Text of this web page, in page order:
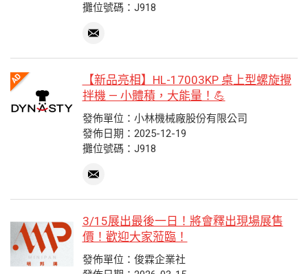
攤位號碼：J918
【新品亮相】HL-17003KP 桌上型螺旋攪
拌機 — 小體積，大能量！💪
發佈單位：小林機械廠股份有限公司
發佈日期：2025-12-19
攤位號碼：J918
3/15展出最後一日！將會釋出現場展售
價！歡迎大家蒞臨！
發佈單位：俊霖企業社